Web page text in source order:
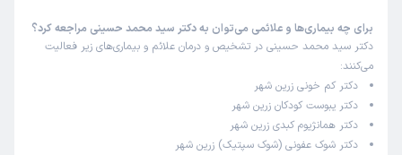
برای چه بیماری‌ها و علائمی می‌توان به دکتر سید محمد حسینی مراجعه کرد؟
دکتر سید محمد حسینی در تشخیص و درمان علائم و بیماری‌های زیر فعالیت
می‌کنند:
دکتر کم خونی زرین شهر
دکتر یبوست کودکان زرین شهر
دکتر همانژیوم کبدی زرین شهر
دکتر شوک عفونی (شوک سپتیک) زرین شهر